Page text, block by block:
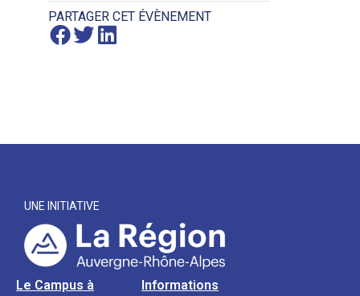
PARTAGER CET ÉVÈNEMENT
UNE INITIATIVE
Le Campus à
Informations